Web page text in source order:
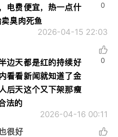
电费便宜，热一点什
臭肉死鱼
2026-04-15 22:03
0
边天都是红的持续好
看看新闻就知道了金
后天这个又下架那瘦
法的
2026-04-16 00:11
0
很好